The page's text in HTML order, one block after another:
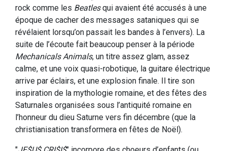
rock comme les Beatlesqui avaient été accusés à une
époque de cacher des messages sataniques qui se
révélaient lorsqu’on passait les bandes à l’envers). La
suite de l’écoute fait beaucoup penser à la période
Mechanicals Animals, un titre assez glam, assez
calme, et une voix quasi-robotique, la guitare électrique
arrive par éclairs, et une explosion finale. Il tire son
inspiration de la mythologie romaine, et des fêtes des
Saturnales organisées sous l’antiquité romaine en
l’honneur du dieu Saturne vers fin décembre (que la
christianisation transformera en fêtes de Noël).